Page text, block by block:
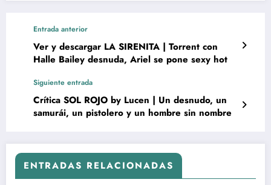
Entrada anterior
Ver y descargar LA SIRENITA | Torrent con
Halle Bailey desnuda, Ariel se pone sexy hot
Siguiente entrada
Crítica SOL ROJO by Lucen | Un desnudo, un
samurái, un pistolero y un hombre sin nombre
ENTRADAS RELACIONADAS